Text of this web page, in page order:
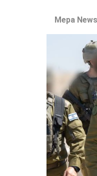
Mepa News